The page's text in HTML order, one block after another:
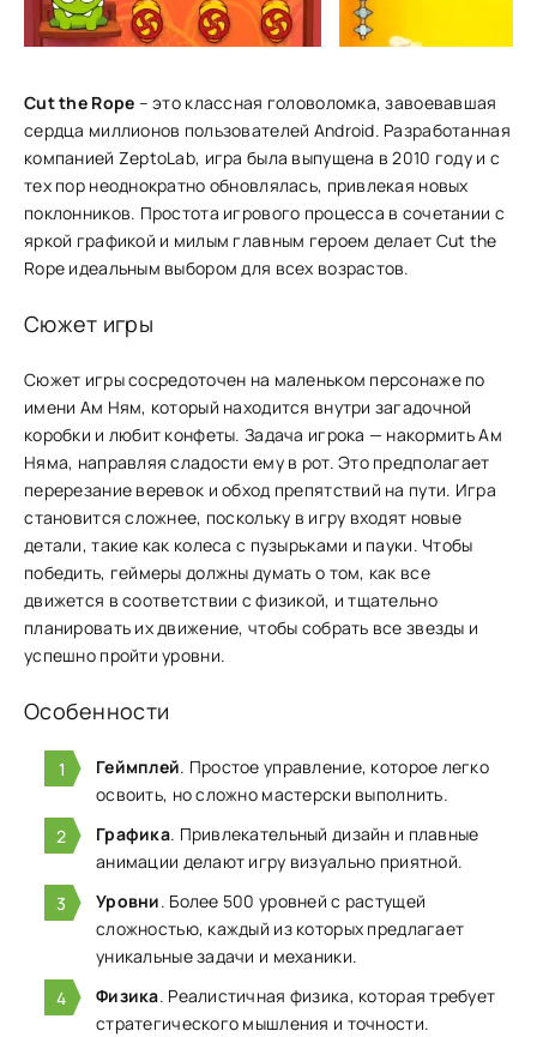
Cut the Rope – это классная головоломка, завоевавшая
сердца миллионов пользователей Android. Разработанная
компанией ZeptoLab, игра была выпущена в 2010 году и с
тех пор неоднократно обновлялась, привлекая новых
поклонников. Простота игрового процесса в сочетании с
яркой графикой и милым главным героем делает Cut the
Rope идеальным выбором для всех возрастов.
Сюжет игры
Сюжет игры сосредоточен на ͏маленьком персонаже по
име͏ни Ам Ням, который находится внутри зага͏дочной
коробки и любит ͏конфеты. Задача игрока — накорм͏ить Ам
Няма, направляя сладости ему в͏ рот. Это пр͏едполагает
пере͏резание верево͏к и обход препятств͏ий на пу͏ти. Игра
͏становится сложнее, поскольку в игру входят новые
детали, такие как͏ колеса с пузырьками и пауки. Чтобы͏
побе͏дить, геймеры д͏олжны͏ думать о том, как͏ все
движется в ͏соответствии с физикой, и тща͏тельно
планировать их движение, чтобы собрать все звезды и
успешно пройти уровни.
Особенности
Геймплей. Простое управление, которое легко
освоить, но сложно мастерски выполнить.
Графика. Привлекательный дизайн и плавные
анимации делают игру визуально приятной.
Уровни. Более 500 уровней с растущей
сложностью, каждый из которых предлагает
уникальные задачи и механики.
Физика. Реалистичная физика, которая требует
стратегического мышления и точности.